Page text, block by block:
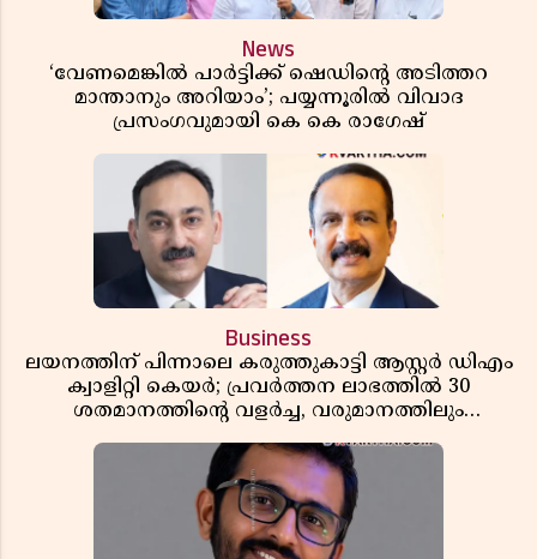
News
‘വേണമെങ്കിൽ പാർട്ടിക്ക് ഷെഡിൻ്റെ അടിത്തറ
മാന്താനും അറിയാം’; പയ്യന്നൂരിൽ വിവാദ
പ്രസംഗവുമായി കെ കെ രാഗേഷ്
Business
ലയനത്തിന് പിന്നാലെ കരുത്തുകാട്ടി ആസ്റ്റർ ഡിഎം
ക്വാളിറ്റി കെയർ; പ്രവർത്തന ലാഭത്തിൽ 30
ശതമാനത്തിൻ്റെ വളർച്ച, വരുമാനത്തിലും
റിപ്പോർട്ട് പുറത്ത്